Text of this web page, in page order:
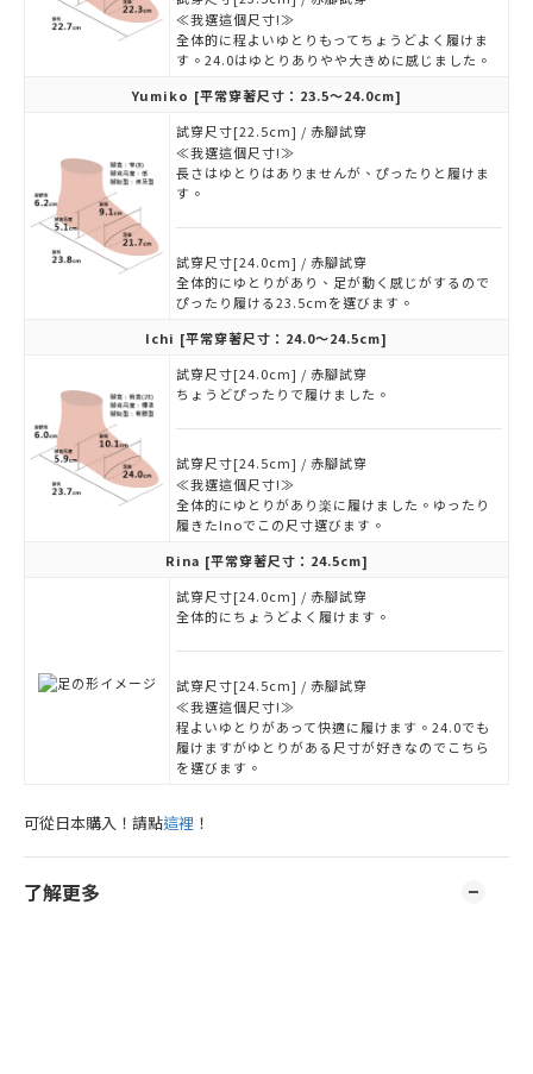
≪我選這個尺寸!≫
全体的に程よいゆとりもってちょうどよく履けま
す。24.0はゆとりありやや大きめに感じました。
Yumiko [平常穿著尺寸：23.5～24.0cm]
試穿尺寸[22.5cm] / 赤腳試穿
≪我選這個尺寸!≫
長さはゆとりはありませんが、ぴったりと履けま
す。
試穿尺寸[24.0cm] / 赤腳試穿
全体的にゆとりがあり、足が動く感じがするので
ぴったり履ける23.5cmを選びます。
Ichi [平常穿著尺寸：24.0～24.5cm]
試穿尺寸[24.0cm] / 赤腳試穿
ちょうどぴったりで履けました。
試穿尺寸[24.5cm] / 赤腳試穿
≪我選這個尺寸!≫
全体的にゆとりがあり楽に履けました。ゆったり
履きたInoでこの尺寸選びます。
Rina [平常穿著尺寸：24.5cm]
試穿尺寸[24.0cm] / 赤腳試穿
全体的にちょうどよく履けます。
試穿尺寸[24.5cm] / 赤腳試穿
≪我選這個尺寸!≫
程よいゆとりがあって快適に履けます。24.0でも
履けますがゆとりがある尺寸が好きなのでこちら
を選びます。
可從日本購入！請點這裡 ！
了解更多